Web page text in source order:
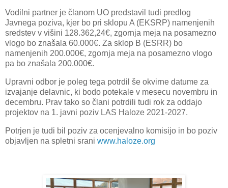
Vodilni partner je članom UO predstavil tudi predlog
Javnega poziva, kjer bo pri sklopu A (EKSRP) namenjenih
sredstev v višini 128.362,24€, zgornja meja na posamezno
vlogo bo znašala 60.000€. Za sklop B (ESRR) bo
namenjenih 200.000€, zgornja meja na posamezno vlogo
pa bo znašala 200.000€.
Upravni odbor je poleg tega potrdil še okvirne datume za
izvajanje delavnic, ki bodo potekale v mesecu novembru in
decembru. Prav tako so člani potrdili tudi rok za oddajo
projektov na 1. javni poziv LAS Haloze 2021-2027.
Potrjen je tudi bil poziv za ocenjevalno komisijo in bo poziv
objavljen na spletni srani www.haloze.org